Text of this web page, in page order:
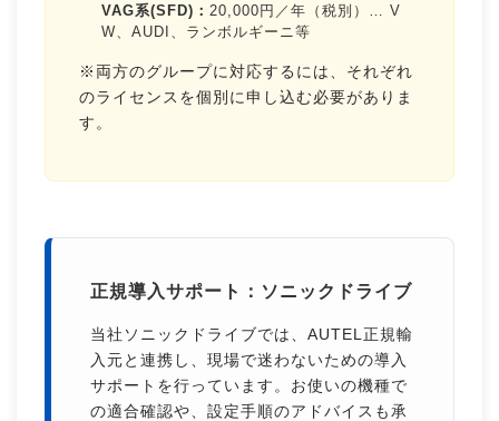
VAG系(SFD)： 20,000円／年（税別）… V
W、AUDI、ランボルギーニ等
※両方のグループに対応するには、それぞれ
のライセンスを個別に申し込む必要がありま
す。
正規導入サポート：ソニックドライブ
当社ソニックドライブでは、AUTEL正規輸
入元と連携し、現場で迷わないための導入
サポートを行っています。お使いの機種で
の適合確認や、設定手順のアドバイスも承